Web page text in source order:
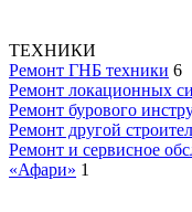
ТЕХНИКИ
Ремонт ГНБ техники 6
Ремонт локационных
Ремонт бурового
Ремонт другой
Ремонт и сервисное
«Афари» 1